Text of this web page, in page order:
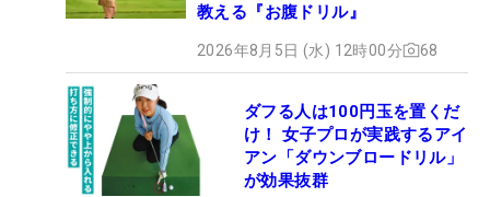
教える『お腹ドリル』
2026年8月5日 (水) 12時00分 68
ダフる人は100円玉を置くだ
け！ 女子プロが実践するアイ
アン「ダウンブロードリル」
が効果抜群